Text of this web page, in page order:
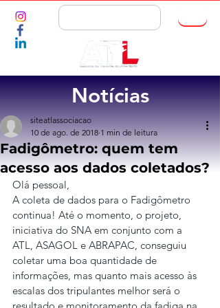
Notícias
Fadigômetro: quem tem
acesso aos dados coletados?
siteatlassociacao
10 de ago. de 2018 1 min de leitura
Olá pessoal,
A coleta de dados para o Fadigômetro
continua! Até o momento, o projeto,
iniciativa do SNA em conjunto com a
ATL, ASAGOL e ABRAPAC, conseguiu
coletar uma boa quantidade de
informações, mas quanto mais acesso às
escalas dos tripulantes melhor será o